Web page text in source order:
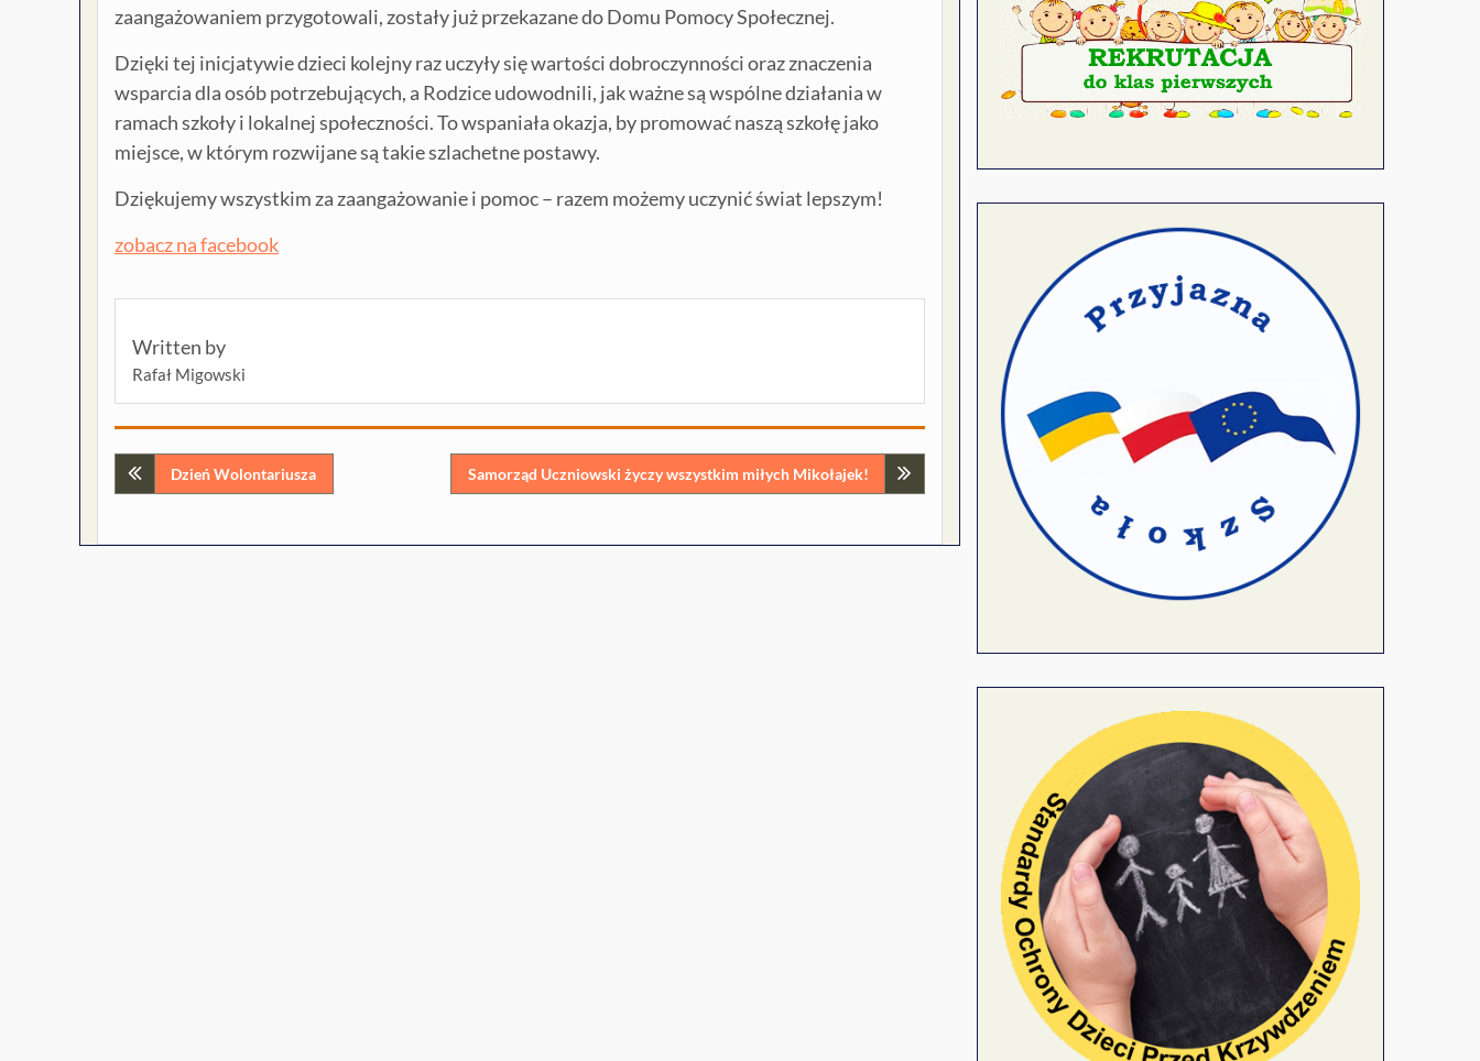
zaangażowaniem przygotowali, zostały już przekazane do Domu Pomocy Społecznej.
Dzięki tej inicjatywie dzieci kolejny raz uczyły się wartości dobroczynności oraz znaczenia
wsparcia dla osób potrzebujących, a Rodzice udowodnili, jak ważne są wspólne działania w
ramach szkoły i lokalnej społeczności. To wspaniała okazja, by promować naszą szkołę jako
miejsce, w którym rozwijane są takie szlachetne postawy.
Dziękujemy wszystkim za zaangażowanie i pomoc – razem możemy uczynić świat lepszym!
zobacz na facebook
Written by
Rafał Migowski
Nawigacja
Dzień Wolontariusza Samorząd Uczniowski życzy wszystkim miłych Mikołajek!